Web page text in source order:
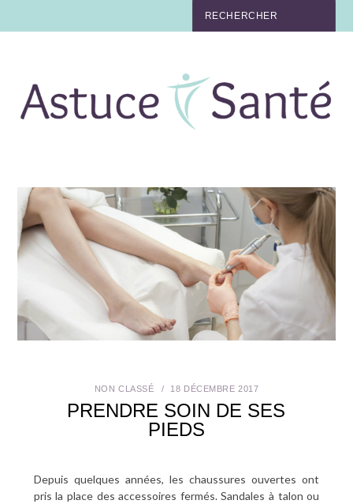
TABAC
NUTRITION
MÉDECINE
MÉDECINE DOUCE
BIEN-ÊTRE
SEXUALITÉ
CONTACT
NON CLASSÉ 18 DÉCEMBRE 2017
PRENDRE SOIN DE SES
PIEDS
Depuis quelques années, les chaussures ouvertes ont
pris la place des accessoires fermés. Sandales à talon ou